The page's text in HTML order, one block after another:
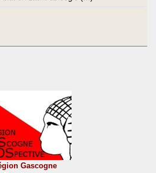
Gascogne